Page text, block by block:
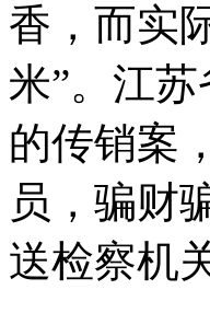
香，而实
米”。江
的传销案
员，骗财
送检察机